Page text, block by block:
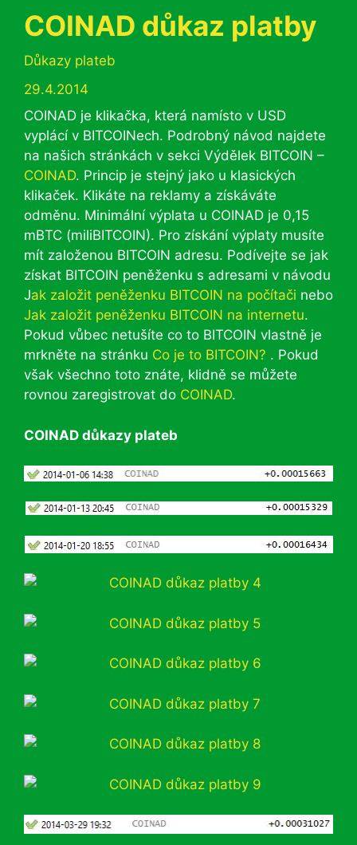
COINAD důkaz platby
Rubriky
Důkazy plateb
29.4.2014
COINAD je klikačka, která namísto v USD
vyplácí v BITCOINech. Podrobný návod najdete
na našich stránkách v sekci Výdělek BITCOIN –
COINAD. Princip je stejný jako u klasických
klikaček. Klikáte na reklamy a získáváte
odměnu. Minimální výplata u COINAD je 0,15
mBTC (miliBITCOIN). Pro získání výplaty musíte
mít založenou BITCOIN adresu. Podívejte se jak
získat BITCOIN peněženku s adresami v návodu
Jak založit peněženku BITCOIN na počítači nebo
Jak založit peněženku BITCOIN na internetu.
Pokud vůbec netušíte co to BITCOIN vlastně je
mrkněte na stránku Co je to BITCOIN? . Pokud
však všechno toto znáte, klidně se můžete
rovnou zaregistrovat do COINAD.
COINAD důkazy plateb